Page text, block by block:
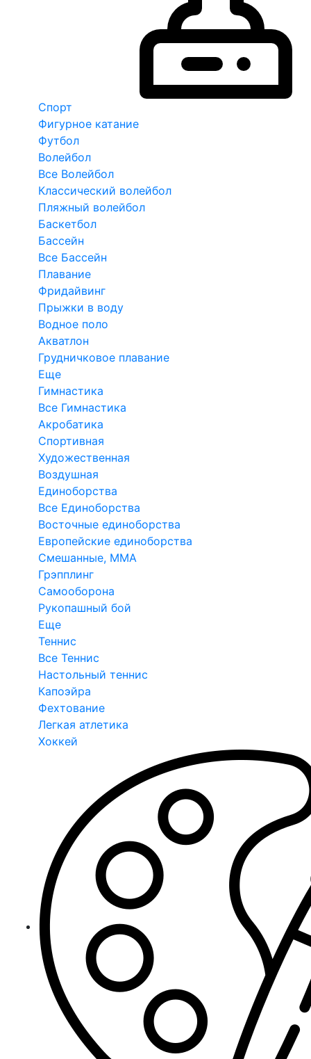
Спорт
Фигурное катание
Футбол
Волейбол
Все Волейбол
Классический волейбол
Пляжный волейбол
Баскетбол
Бассейн
Все Бассейн
Плавание
Фридайвинг
Прыжки в воду
Водное поло
Акватлон
Грудничковое плавание
Еще
Гимнастика
Все Гимнастика
Акробатика
Спортивная
Художественная
Воздушная
Единоборства
Все Единоборства
Восточные единоборства
Европейские единоборства
Смешанные, ММА
Грэпплинг
Самооборона
Рукопашный бой
Еще
Теннис
Все Теннис
Настольный теннис
Капоэйра
Фехтование
Легкая атлетика
Хоккей